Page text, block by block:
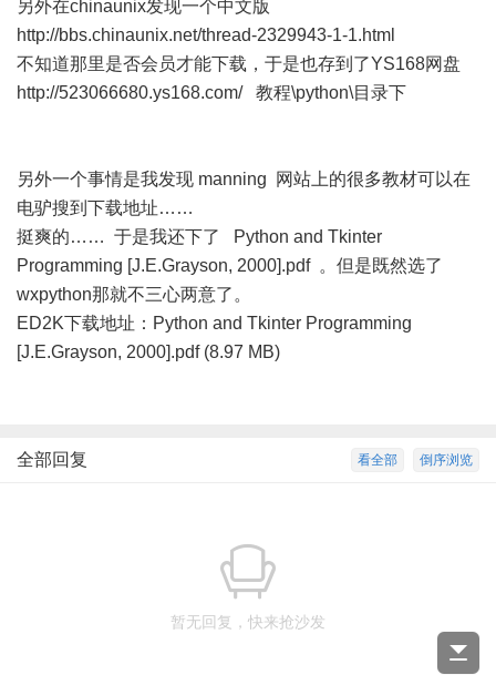
另外在chinaunix发现一个中文版
http://bbs.chinaunix.net/thread-2329943-1-1.html
不知道那里是否会员才能下载，于是也存到了YS168网盘
http://523066680.ys168.com/教程\python\目录下
另外一个事情是我发现 manning 网站上的很多教材可以在
电驴搜到下载地址……
挺爽的…… 于是我还下了 Python and Tkinter
Programming [J.E.Grayson, 2000].pdf 。但是既然选了
wxpython那就不三心两意了。
ED2K下载地址： Python and Tkinter Programming
[J.E.Grayson, 2000].pdf (8.97 MB)
倒序浏览
看全部
全部回复
暂无回复，快来抢沙发